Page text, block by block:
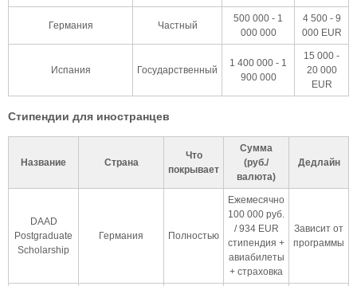
Германия Частный
500 000 - 1
000 000
4 500 - 9
000 EUR
Испания Государственный
1 400 000 - 1
900 000
15 000 -
20 000
EUR
Стипендии для иностранцев
Название Страна
Что
покрывает
Сумма
(руб./
валюта)
Дедлайн
DAAD
Postgraduate
Scholarship
Германия Полностью
Ежемесячно
100 000 руб.
/ 934 EUR
стипендия +
авиабилеты
+ страховка
Зависит от
программы